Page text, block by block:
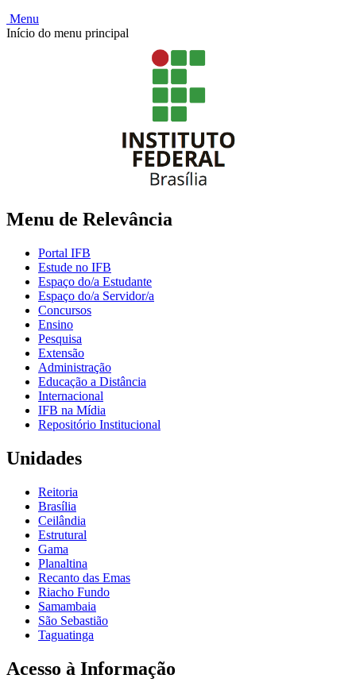
Menu
Início do menu principal
Menu de Relevância
Portal IFB
Estude no IFB
Espaço do/a Estudante
Espaço do/a Servidor/a
Concursos
Ensino
Pesquisa
Extensão
Administração
Educação a Distância
Internacional
IFB na Mídia
Repositório Institucional
Unidades
Reitoria
Brasília
Ceilândia
Estrutural
Gama
Planaltina
Recanto das Emas
Riacho Fundo
Samambaia
São Sebastião
Taguatinga
Acesso à Informação